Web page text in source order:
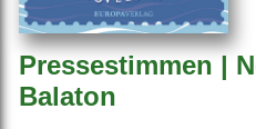
Pressestimmen |
Balaton